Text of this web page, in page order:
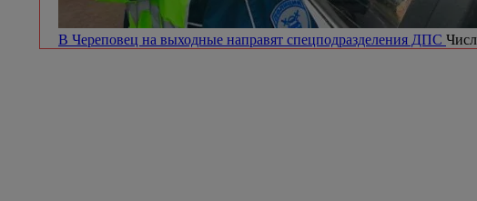
В Череповец на выходные направят спецподразделения ДПС